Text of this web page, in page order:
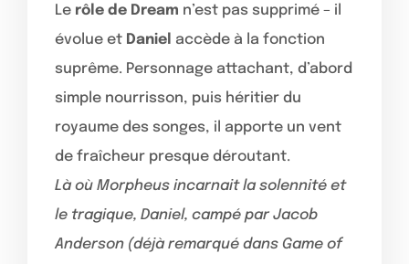
Le rôle de Dream n’est pas supprimé – il
évolue et Daniel accède à la fonction
suprême. Personnage attachant, d’abord
simple nourrisson, puis héritier du
royaume des songes, il apporte un vent
de fraîcheur presque déroutant.
Là où Morpheus incarnait la solennité et
le tragique, Daniel, campé par Jacob
Anderson (déjà remarqué dans Game of